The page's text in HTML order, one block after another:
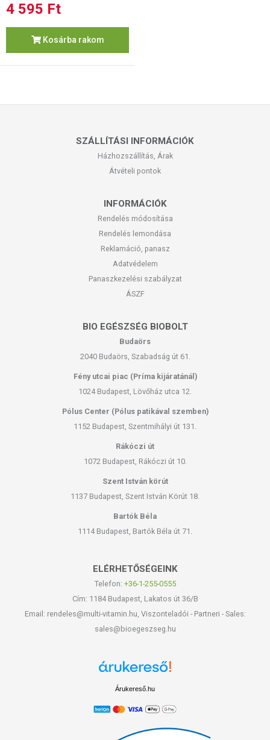
4 595 Ft
Kosárba rakom
SZÁLLÍTÁSI INFORMÁCIÓK
Házhozszállítás, Árak
Átvételi pontok
INFORMÁCIÓK
Rendelés módosítása
Rendelés lemondása
Reklamáció, panasz
Adatvédelem
Panaszkezelési szabályzat
ÁSZF
BIO EGÉSZSÉG BIOBOLT
Budaörs
2040 Budaörs, Szabadság út 61.
Fény utcai piac (Príma kijáratánál)
1024 Budapest, Lövőház utca 12.
Pólus Center (Pólus patikával szemben)
1152 Budapest, Szentmihályi út 131.
Rákóczi út
1072 Budapest, Rákóczi út 10.
Szent István körút
1137 Budapest, Szent István Körút 18.
Bartók Béla
1114 Budapest, Bartók Béla út 71.
ELÉRHETŐSÉGEINK
Telefon: +36-1-255-0555
Cím: 1184 Budapest, Lakatos út 36/B
Email: rendeles@multi-vitamin.hu, Viszonteladói - Partneri - Sales:
sales@bioegeszseg.hu
Árukereső.hu